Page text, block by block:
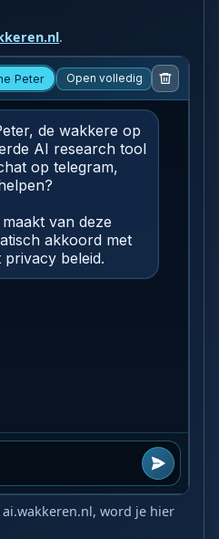
.
word je hier